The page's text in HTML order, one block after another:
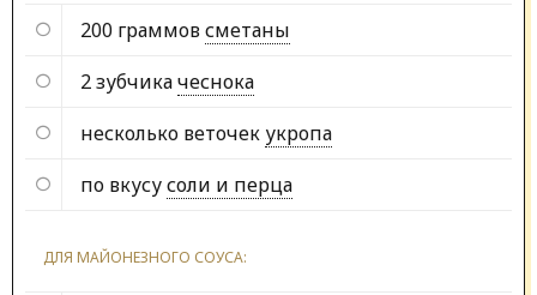
200 граммовсметаны
2 зубчикачеснока
несколько веточек укропа
по вкусусоли и перца
ДЛЯ МАЙОНЕЗНОГО СОУСА: